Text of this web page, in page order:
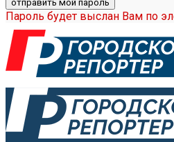
Пароль будет выслан Вам по